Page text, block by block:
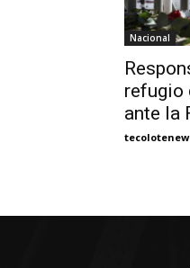
Nacional
refugio
ante la
tecolotenew